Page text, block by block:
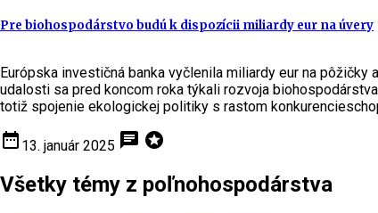
Pre biohospodárstvo budú k dispozícii miliardy eur na úvery
Európska investičná banka vyčlenila miliardy eur na
udalosti sa pred koncom roka týkali rozvoja
totiž spojenie ekologickej politiky s rastom
date_range 13. január 2025 chat stars
Všetky témy z poľnohospodárstva